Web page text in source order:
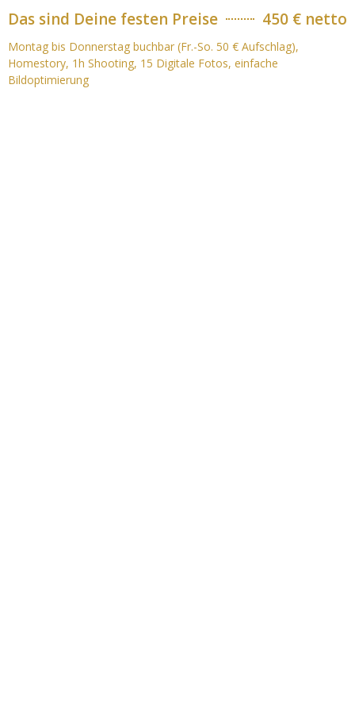
Das sind Deine festen Preise 450 € netto
Montag bis Donnerstag buchbar (Fr.-So. 50 € Aufschlag),
Homestory, 1h Shooting, 15 Digitale Fotos, einfache
Bildoptimierung